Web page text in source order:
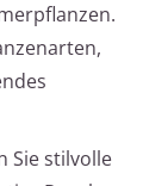
Sie stilvolle